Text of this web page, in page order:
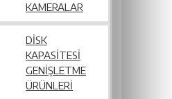
KAMERALAR
DISK
KAPASITESI
GENIŞLETME
ÜRÜNLERI